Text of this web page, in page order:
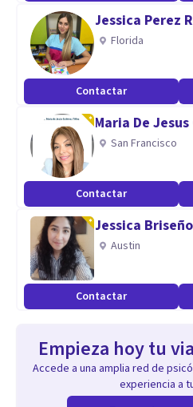
Jessica Perez
Florida
Contactar
Maria De
San Francisco
Contactar
Jessica Briseño
Austin
Contactar
Empieza hoy tu
Accede a una amplia red de
experiencia a